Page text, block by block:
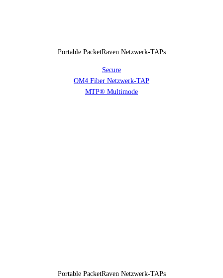
Portable PacketRaven Netzwerk-TAPs
Secure
OM4 Fiber Netzwerk-TAP
MTP® Multimode
Portable PacketRaven Netzwerk-TAPs